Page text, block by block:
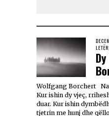
Wolfgang Borchert Na
Kur ishin dy vjeç,
duar. Kur ishin
tjetrin me hunj dhe